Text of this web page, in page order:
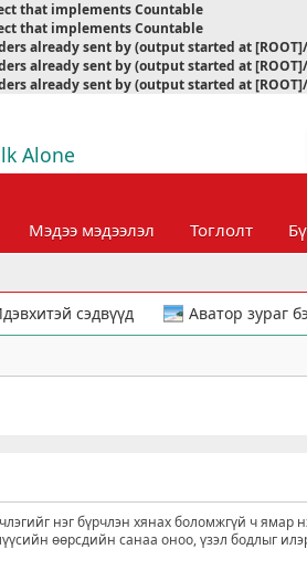
that implements Countable
that implements Countable
already sent by (output started at
already sent by (output started at
already sent by (output started at
Alone
Мэдээ мэдээлэл Тоглолт
сэдвүүд Аватор зураг
нэг бүрчлэн хянах боломжгүй ч ямар
өөрсдийн санаа оноо, үзэл бодлыг